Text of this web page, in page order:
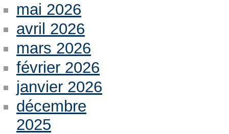
mai 2026
avril 2026
mars 2026
février 2026
janvier 2026
décembre
2025